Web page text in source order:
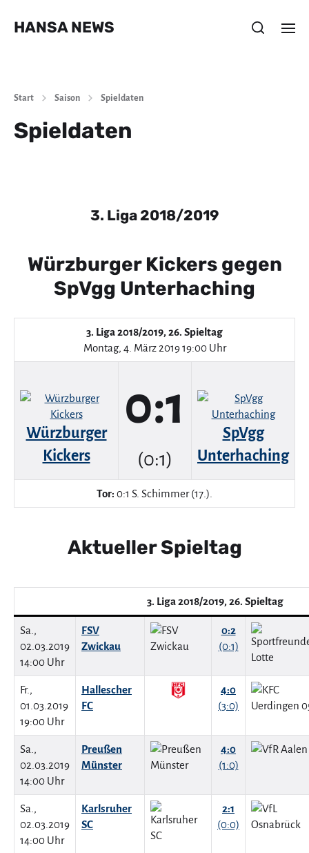
HANSA NEWS
Start Saison Spieldaten
Spieldaten
3. Liga 2018/2019
Würzburger Kickers gegen
SpVgg Unterhaching
3. Liga 2018/2019, 26. Spieltag
Montag, 4. März 2019 19:00 Uhr
Würzburger
Kickers
0:1
(0:1)
SpVgg
Unterhaching
Tor: 0:1 S. Schimmer (17.).
Aktueller Spieltag
3. Liga 2018/2019, 26. Spieltag
Sa.,
02.03.2019
14:00 Uhr
FSV
Zwickau
0:2
(0:1)
Fr.,
01.03.2019
19:00 Uhr
Hallescher
FC
4:0
(3:0)
Sa.,
02.03.2019
14:00 Uhr
Preußen
Münster
4:0
(1:0)
Sa.,
02.03.2019
14:00 Uhr
Karlsruher
SC
2:1
(0:0)